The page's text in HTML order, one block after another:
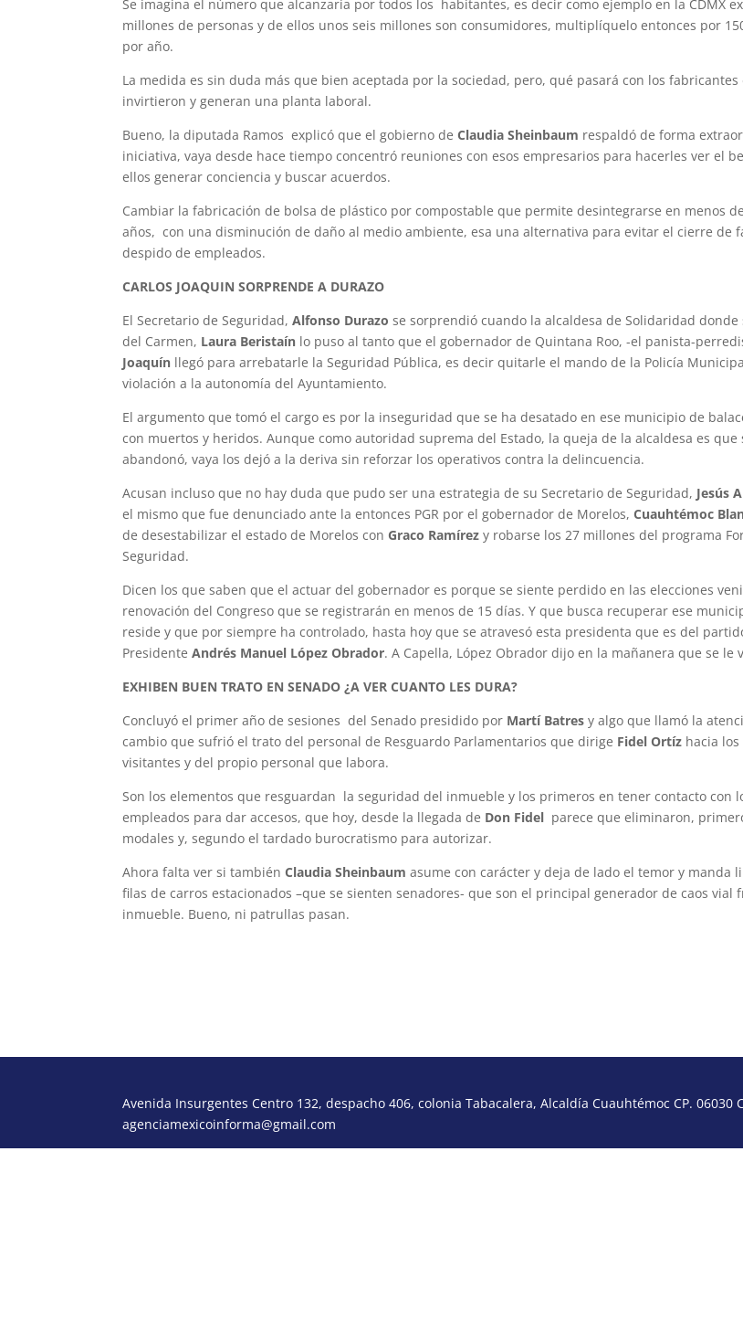
Se imagina el número que alcanzaría por todos los habitantes, es decir como ejemplo en la CDMX
millones de personas y de ellos unos seis millones son consumidores, multiplíquelo entonces por
por año.
La medida es sin duda más que bien aceptada por la sociedad, pero, qué pasará con los
invirtieron y generan una planta laboral.
Bueno, la diputada Ramos explicó que el gobierno deClaudia Sheinbaum respaldó de forma
iniciativa, vaya desde hace tiempo concentró reuniones con esos empresarios para hacerles ver el
ellos generar conciencia y buscar acuerdos.
Cambiar la fabricación de bolsa de plástico por compostable que permite desintegrarse en menos
años, con una disminución de daño al medio ambiente, esa una alternativa para evitar el cierre de
despido de empleados.
CARLOS JOAQUIN SORPRENDE A DURAZO
El Secretario de Seguridad,Alfonso Durazo se sorprendió cuando la alcaldesa de Solidaridad donde
del Carmen, Laura Beristaín lo puso al tanto que el gobernador de Quintana Roo, -el panista-
Joaquín llegó para arrebatarle la Seguridad Pública, es decir quitarle el mando de la Policía
violación a la autonomía del Ayuntamiento.
El argumento que tomó el cargo es por la inseguridad que se ha desatado en ese municipio de
con muertos y heridos. Aunque como autoridad suprema del Estado, la queja de la alcaldesa es que
abandonó, vaya los dejó a la deriva sin reforzar los operativos contra la delincuencia.
Acusan incluso que no hay duda que pudo ser una estrategia de su Secretario de Seguridad, Jesús
el mismo que fue denunciado ante la entonces PGR por el gobernador de Morelos,Cuauhtémoc
de desestabilizar el estado de Morelos con Graco Ramírezy robarse los 27 millones del programa
Seguridad.
Dicen los que saben que el actuar del gobernador es porque se siente perdido en las elecciones
renovación del Congreso que se registrarán en menos de 15 días. Y que busca recuperar ese
reside y que por siempre ha controlado, hasta hoy que se atravesó esta presidenta que es del
PresidenteAndrés Manuel López Obrador. A Capella, López Obrador dijo en la mañanera que se le
EXHIBEN BUEN TRATO EN SENADO ¿A VER CUANTO LES DURA?
Concluyó el primer año de sesiones del Senado presidido por Martí Batres y algo que llamó la
cambio que sufrió el trato del personal de Resguardo Parlamentarios que dirige Fidel Ortíz hacia
visitantes y del propio personal que labora.
Son los elementos que resguardan la seguridad del inmueble y los primeros en tener contacto con
empleados para dar accesos, que hoy, desde la llegada de Don Fidel parece que eliminaron,
modales y, segundo el tardado burocratismo para autorizar.
Ahora falta ver si tambiénClaudia Sheinbaum asume con carácter y deja de lado el temor y manda
filas de carros estacionados –que se sienten senadores- que son el principal generador de caos vial
inmueble. Bueno, ni patrullas pasan.
Avenida Insurgentes Centro 132, despacho 406, colonia Tabacalera, Alcaldía Cuauhtémoc CP. 06030
agenciamexicoinforma@gmail.com